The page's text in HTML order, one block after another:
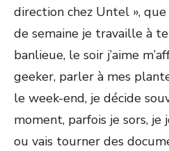
direction chez Untel »,
de semaine je travaille à
banlieue, le soir j’aime
geeker, parler à mes
le week-end, je décide
moment, parfois je sors, je
ou vais tourner des